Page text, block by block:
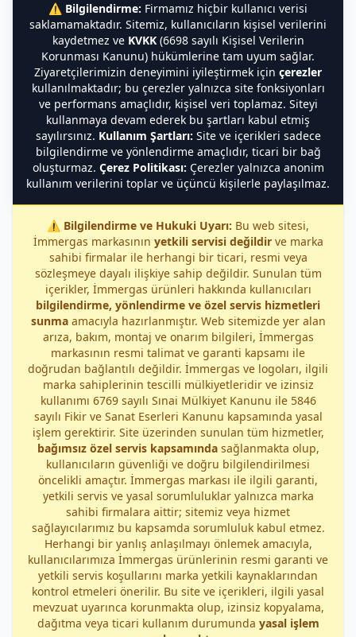
⚠️ Bilgilendirme: Firmamız hiçbir kullanıcı verisi
saklamamaktadır. Sitemiz, kullanıcıların kişisel verilerini
kaydetmez ve KVKK(6698 sayılı Kişisel Verilerin
Korunması Kanunu) hükümlerine tam uyum sağlar.
Ziyaretçilerimizin deneyimini iyileştirmek için çerezler
kullanılmaktadır; bu çerezler yalnızca site fonksiyonları
ve performans amaçlıdır, kişisel veri toplamaz. Siteyi
kullanmaya devam ederek bu şartları kabul etmiş
sayılırsınız. Kullanım Şartları: Site ve içerikleri sadece
bilgilendirme ve yönlendirme amaçlıdır, ticari bir bağ
oluşturmaz. Çerez Politikası: Çerezler yalnızca anonim
kullanım verilerini toplar ve üçüncü kişilerle paylaşılmaz.
⚠️ Bilgilendirme ve Hukuki Uyarı: Bu web sitesi,
İmmergas markasının yetkili servisi değildirve marka
sahibi firmalar ile herhangi bir ticari, resmi veya
sözleşmeye dayalı ilişkiye sahip değildir. Sunulan tüm
içerikler, İmmergas ürünleri hakkında kullanıcıları
bilgilendirme, yönlendirme ve özel servis hizmetleri
sunmaamacıyla hazırlanmıştır. Web sitemizde yer alan
arıza, bakım, montaj ve onarım bilgileri, İmmergas
markasının resmi talimat ve garanti kapsamı ile
doğrudan bağlantılı değildir. İmmergas ve logoları, ilgili
marka sahiplerinin tescilli mülkiyetleridir ve izinsiz
kullanımı 6769 sayılı Sınai Mülkiyet Kanunu ile 5846
sayılı Fikir ve Sanat Eserleri Kanunu kapsamında yasal
işlem gerektirir. Site üzerinden sunulan tüm hizmetler,
bağımsız özel servis kapsamındasağlanmakta olup,
kullanıcıların güvenliği ve doğru bilgilendirilmesi
öncelikli amaçtır. İmmergas markası ile ilgili garanti,
yetkili servis ve yasal sorumluluklar yalnızca marka
sahibi firmalara aittir; sitemiz veya hizmet
sağlayıcılarımız bu kapsamda sorumluluk kabul etmez.
Herhangi bir yanlış anlaşılmayı önlemek amacıyla,
kullanıcılarımıza İmmergas ürünlerinin resmi garanti ve
yetkili servis koşullarını marka yetkili kaynaklarından
kontrol etmeleri önerilir. Bu site ve içerikleri, ilgili yasal
mevzuat uyarınca korunmakta olup, izinsiz kopyalama,
dağıtma veya ticari kullanım durumunda yasal işlem